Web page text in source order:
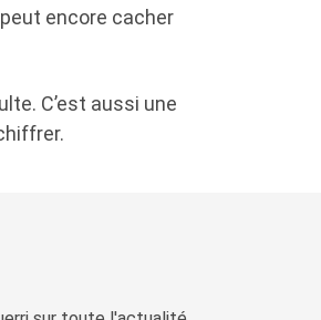
encore cacher
C’est aussi une